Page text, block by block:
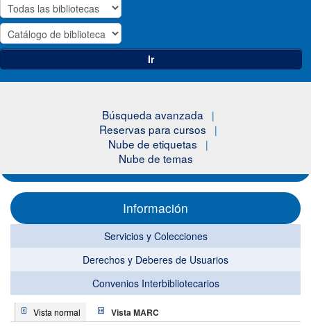
Ir
Búsqueda avanzada
Reservas para cursos
Nube de etiquetas
Nube de temas
Información
Servicios y Colecciones
Derechos y Deberes de Usuarios
Convenios Interbibliotecarios
Vista normal Vista MARC